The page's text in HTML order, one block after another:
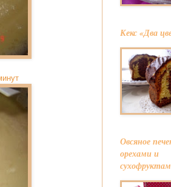
Кекс «Два
Овсяное
орехами и